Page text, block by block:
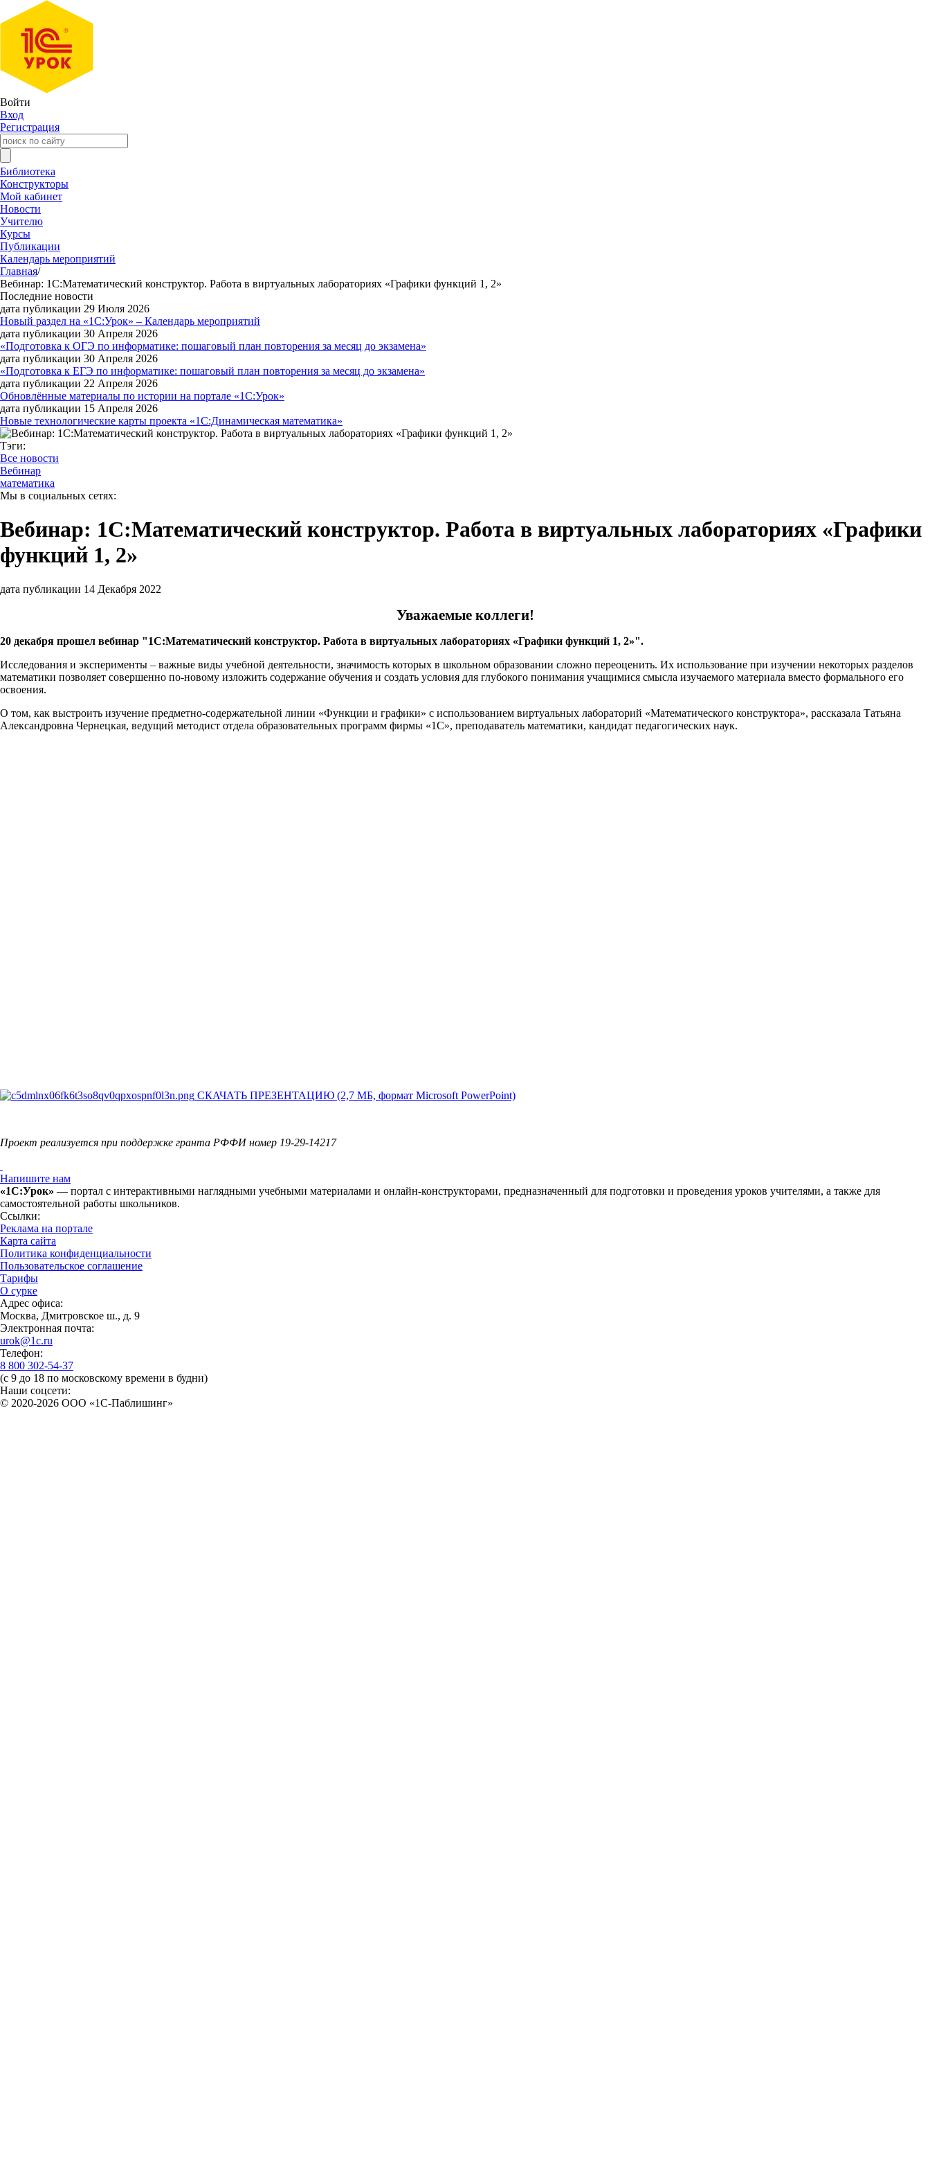
Войти
Вход
Регистрация
Библиотека
Конструкторы
Мой кабинет
Новости
Учителю
Курсы
Публикации
Календарь мероприятий
Главная/
Вебинар: 1С:Математический конструктор. Работа в виртуальных лабораториях «Графики функций 1, 2»
Последние новости
дата публикации 29 Июля 2026
Новый раздел на «1С:Урок» – Календарь мероприятий
дата публикации 30 Апреля 2026
«Подготовка к ОГЭ по информатике: пошаговый план повторения за месяц до экзамена»
дата публикации 30 Апреля 2026
«Подготовка к ЕГЭ по информатике: пошаговый план повторения за месяц до экзамена»
дата публикации 22 Апреля 2026
Обновлённые материалы по истории на портале «1С:Урок»
дата публикации 15 Апреля 2026
Новые технологические карты проекта «1С:Динамическая математика»
Тэги:
Все новости
Вебинар
математика
Мы в социальных сетях:
Вебинар: 1С:Математический конструктор. Работа в виртуальных лабораториях «Графики
функций 1, 2»
дата публикации 14 Декабря 2022
Уважаемые коллеги!
20 декабря прошел вебинар "1С:Математический конструктор. Работа в виртуальных лабораториях «Графики функций 1, 2»".
Исследования и эксперименты – важные виды учебной деятельности, значимость которых в школьном образовании сложно переоценить. Их использование при изучении некоторых разделов
математики позволяет совершенно по-новому изложить содержание обучения и создать условия для глубокого понимания учащимися смысла изучаемого материала вместо формального его
освоения.
О том, как выстроить изучение предметно-содержательной линии «Функции и графики» с использованием виртуальных лабораторий «Математического конструктора», рассказала Татьяна
Александровна Чернецкая, ведущий методист отдела образовательных программ фирмы «1С», преподаватель математики, кандидат педагогических наук.
СКАЧАТЬ ПРЕЗЕНТАЦИЮ (2,7 МБ, формат Microsoft PowerPoint)
Проект реализуется при поддержке гранта РФФИ номер 19-29-14217
Напишите нам
«1С:Урок» — портал с интерактивными наглядными учебными материалами и онлайн-конструкторами, предназначенный для подготовки и проведения уроков учителями, а также для
самостоятельной работы школьников.
Ссылки:
Реклама на портале
Карта сайта
Политика конфиденциальности
Пользовательское соглашение
Тарифы
О сурке
Адрес офиса:
Москва, Дмитровское ш., д. 9
Электронная почта:
urok@1c.ru
Телефон:
8 800 302-54-37
(с 9 до 18 по московскому времени в будни)
Наши соцсети:
© 2020-2026 OOO «1С-Паблишинг»